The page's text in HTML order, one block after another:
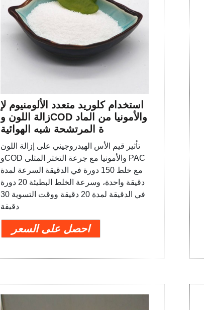
استخدام كلوريد متعدد الألومنيوم لإ
زالة اللون وCOD والأمونيا من الماد
ة المرتشحة شبه الهوائية
تأثير قيم الأس الهيدروجيني على إزالة اللون
وCOD والأمونيا مع جرعة التخثر المثلى PAC
مع خلط 150 دورة في الدقيقة السرعة لمدة
دقيقة واحدة، وسرعة الخلط البطيئة 20 دورة
في الدقيقة لمدة 20 دقيقة ووقت التسوية 30
دقيقة
احصل على السعر